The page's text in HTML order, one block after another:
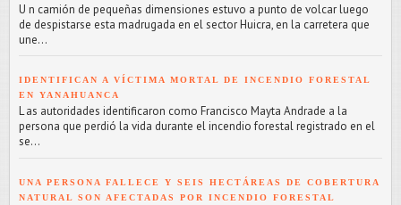
U n camión de pequeñas dimensiones estuvo a punto de volcar luego
de despistarse esta madrugada en el sector Huicra, en la carretera que
une...
IDENTIFICAN A VÍCTIMA MORTAL DE INCENDIO FORESTAL
EN YANAHUANCA
L as autoridades identificaron como Francisco Mayta Andrade a la
persona que perdió la vida durante el incendio forestal registrado en el
se...
UNA PERSONA FALLECE Y SEIS HECTÁREAS DE COBERTURA
NATURAL SON AFECTADAS POR INCENDIO FORESTAL